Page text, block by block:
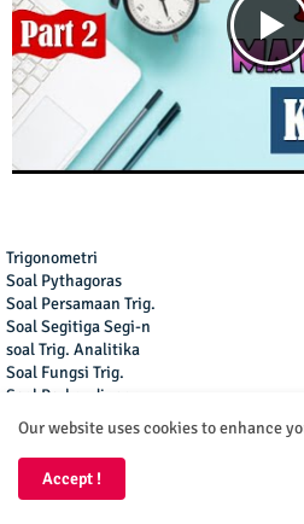
Trigonometri
Soal Pythagoras
Soal Persamaan Trig.
Soal Segitiga Segi-n
soal Trig. Analitika
Soal Perbandingan
Soal Limit Trig.
Soal Sinus Cosinus
Soal Integral Trig.
Our website uses cookies to enhance
Accept !